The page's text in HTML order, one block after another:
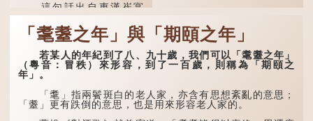
這句話出自東漢崔寔
《四民月令》：「朝立秋，
冷颼颼；夜立秋，熱到
頭」。到了清代，顧祿在
《清嘉錄》中記錄蘇州風俗
時，也引用了這句諺語。不
過當地百姓的口頭說法是
「朝立秋，渹颼颼；夜立
有不同，但意思完全一致。
「耄耋之年」與「期頤之年」
若某人的年紀到了八、九十歲，我們可以「耄耋之年」
（粵音：冒秩）來形容，到了一百歲，則稱為「期頤之
年」。
「耄」指兩鬢斑白的老人家，亦含有思想紊亂的意思；
「耋」更有跌倒的意思，也是用來形容老人家的。